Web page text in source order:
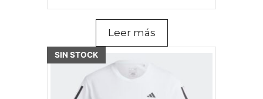
Leer más
SIN STOCK